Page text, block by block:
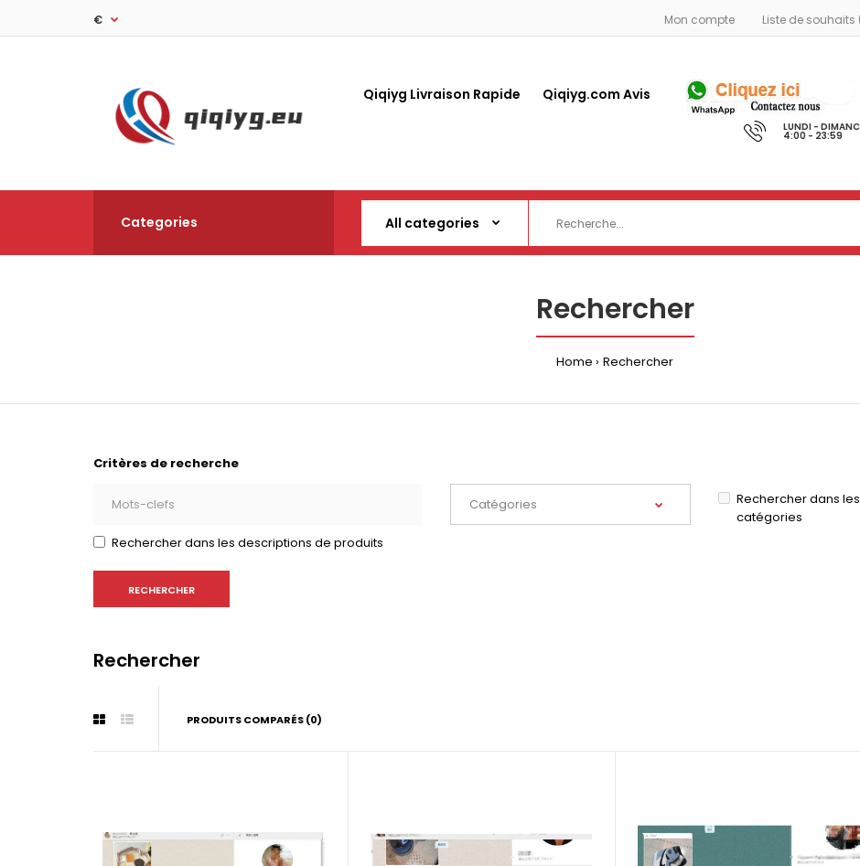
Mon compte Liste de souhaits
€
Qiqiyg Livraison Rapide Qiqiyg.com Avis
LUNDI -
4:00 - 23:59
Categories
Rechercher
Home Rechercher
Critères de recherche
Rechercher dans
catégories
Rechercher dans les descriptions de produits
Rechercher
PRODUITS COMPARÉS (0)